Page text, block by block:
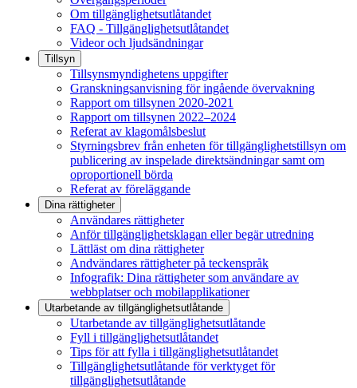
Om tillgänglighetsutlåtandet
FAQ - Tillgänglighetsutlåtandet
Videor och ljudsändningar
Tillsyn
Tillsynsmyndighetens uppgifter
Granskningsanvisning för ingående övervakning
Rapport om tillsynen 2020-2021
Rapport om tillsynen 2022–2024
Referat av klagomålsbeslut
Styrningsbrev från enheten för tillgänglighetstillsyn om
publicering av inspelade direktsändningar samt om
oproportionell börda
Referat av föreläggande
Dina rättigheter
Användares rättigheter
Anför tillgänglighetsklagan eller begär utredning
Lättläst om dina rättigheter
Andvändares rättigheter på teckenspråk
Infografik: Dina rättigheter som användare av
webbplatser och mobilapplikationer
Utarbetande av tillgänglighets­utlåtande
Utarbetande av tillgänglighetsutlåtande
Fyll i tillgänglighetsutlåtandet
Tips för att fylla i tillgänglighetsutlåtandet
Tillgänglighetsutlåtande för verktyget för
tillgänglighetsutlåtande